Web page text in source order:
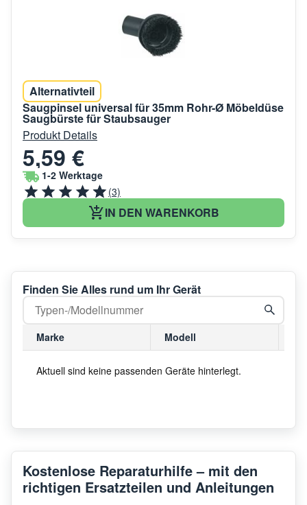
Alternativteil
Saugpinsel universal für 35mm Rohr-Ø Möbeldüse
Saugbürste für Staubsauger
Produkt Details
5,59 €
1-2 Werktage
(3)
IN DEN WARENKORB
Finden Sie Alles rund um Ihr Gerät
Marke Modell
Aktuell sind keine passenden Geräte hinterlegt.
Kostenlose Reparaturhilfe – mit den
richtigen Ersatzteilen und Anleitungen